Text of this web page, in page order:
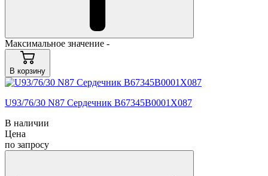
Максимальное значение -
В корзину
U93/76/30 N87 Сердечник B67345B0001X087
В наличии
Цена
по запросу